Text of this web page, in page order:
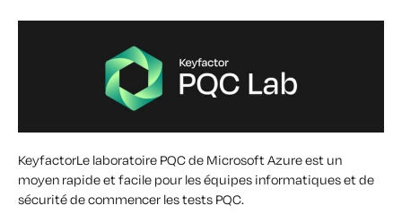
KeyfactorLe laboratoire PQC de Microsoft Azureest un
moyen rapide et facile pour les équipes informatiques et de
sécurité de commencer les tests PQC.